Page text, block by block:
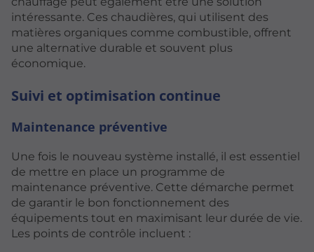
intéressante. Ces chaudières, qui utilisent des
matières organiques comme combustible, offrent
une alternative durable et souvent plus
économique.
Suivi et optimisation continue
Maintenance préventive
Une fois le nouveau système installé, il est essentiel
de mettre en place un programme de
maintenance préventive. Cette démarche permet
de garantir le bon fonctionnement des
équipements tout en maximisant leur durée de vie.
Les points de contrôle incluent :